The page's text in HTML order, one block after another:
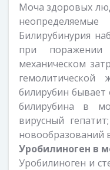
Моча здоровых
Билирубинурия
при
механическом
билирубин
билирубина в
вирусный
новообразований
Уробилиноген в
Уробилиноген и